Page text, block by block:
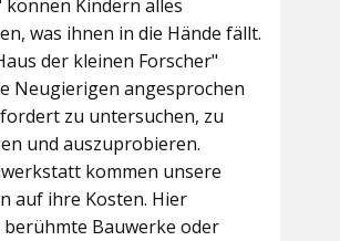
können Kindern alles
was ihnen in die Hände fällt.
der kleinen Forscher"
Neugierigen angesprochen
zu untersuchen, zu
und auszuprobieren.
kommen unsere
auf ihre Kosten. Hier
Bauwerke oder